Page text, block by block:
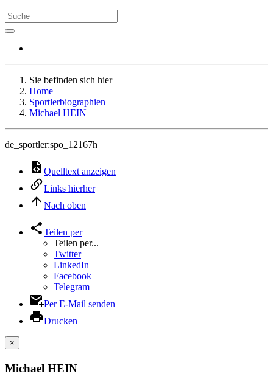
Sie befinden sich hier
Home
Sportlerbiographien
Michael HEIN
de_sportler:spo_12167h
Quelltext anzeigen
Links hierher
Nach oben
Teilen per
Teilen per...
Twitter
LinkedIn
Facebook
Telegram
Per E-Mail senden
Drucken
×
Michael HEIN